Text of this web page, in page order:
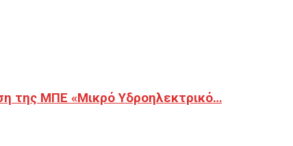
της ΜΠΕ «Μικρό Υδροηλεκτρικό…